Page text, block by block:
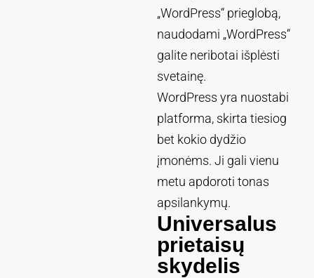
„WordPress“ prieglobą,
naudodami „WordPress“
galite neribotai išplėsti
svetainę.
WordPress yra nuostabi
platforma, skirta tiesiog
bet kokio dydžio
įmonėms. Ji gali vienu
metu apdoroti tonas
apsilankymų.
Universalus
prietaisų
skydelis